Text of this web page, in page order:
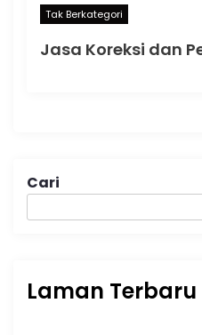
Tak Berkategori
Cari
Laman Terbaru